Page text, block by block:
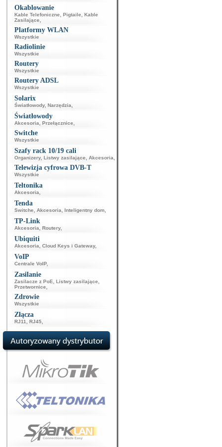
Okablowanie
Kable Telefoniczne Pigtaile
Kable
Zasilające
Platformy WLAN
Wszystkie
Radiolinie
Wszystkie
Routery
Wszystkie
Routery ADSL
Wszystkie
Solarix
Światłowody, Narzędzia
Światłowody
Akcesoria Przełącznice
Switche
Wszystkie
Szafy rack 10/19 cali
Organizery, Listwy zasilające Akcesoria
Telewizja cyfrowa DVB-T
Wszystkie
Teltonika
Akcesoria
Tenda
Switche Akcesoria Inteligentny dom
TP-Link
Akcesoria Routery,
Ubiquiti
Akcesoria Cloud Keys i Gateway,
VoIP
Centrale VoIP,
Zasilanie
Zasilacze z PoE Listwy zasilające
Przetwornice
Zdrowie
Wszystkie
Złącza
RJ11 RJ45